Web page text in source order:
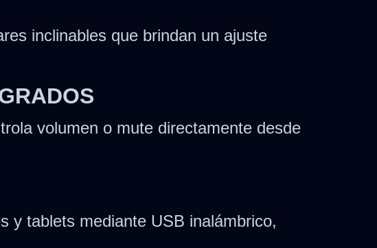
inclinables que brindan un ajuste
volumen o mute directamente desde
y tablets mediante USB inalámbrico,